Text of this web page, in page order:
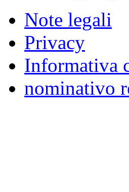
Note legali
Privacy
Informativa
nominativo